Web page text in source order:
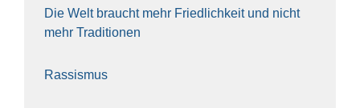
Die Welt braucht mehr Fried­lich­keit und nicht
mehr Tra­di­tio­nen
Ras­sis­mus